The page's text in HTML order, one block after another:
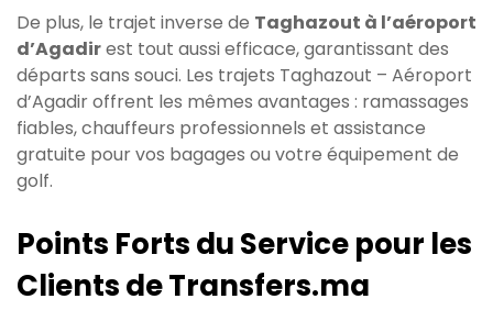
De plus, le trajet inverse de Taghazout à l’aéroport
d’Agadirest tout aussi efficace, garantissant des
départs sans souci. Les trajets Taghazout – Aéroport
d’Agadir offrent les mêmes avantages : ramassages
fiables, chauffeurs professionnels et assistance
gratuite pour vos bagages ou votre équipement de
golf.
Points Forts du Service pour les
Clients de Transfers.ma